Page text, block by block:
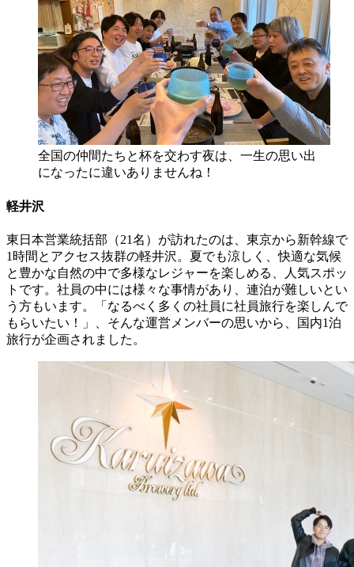
全国の仲間たちと杯を交わす夜は、一生の思い出
になったに違いありませんね！
軽井沢
東日本営業統括部（21名）が訪れたのは、東京から新幹線で
1時間とアクセス抜群の軽井沢。夏でも涼しく、快適な気候
と豊かな自然の中で多様なレジャーを楽しめる、人気スポッ
トです。社員の中には様々な事情があり、連泊が難しいとい
う方もいます。「なるべく多くの社員に社員旅行を楽しんで
もらいたい！」、そんな運営メンバーの思いから、国内1泊
旅行が企画されました。